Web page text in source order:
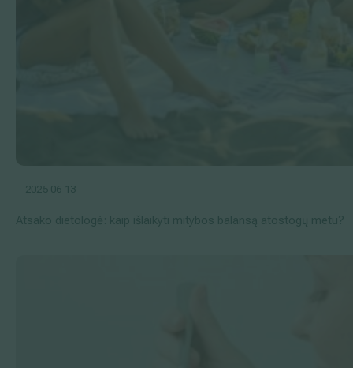
2025 06 13
Atsako dietologė: kaip išlaikyti mitybos balansą atostogų metu?